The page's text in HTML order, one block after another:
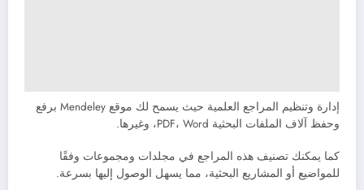
إدارة وتنظيم المراجع العلمية حيث يسمح لك موقع Mendeley برفع
وحفظ آلاف الملفات البحثية PDF، Word، وغيرها.
كما يمكنك تصنيف هذه المراجع في مجلدات ومجموعات وفقًا
للمواضيع أو المشاريع البحثية، مما يسهل الوصول إليها بسرعة.